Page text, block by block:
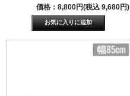
価格：8,800円(税込 9,680円)